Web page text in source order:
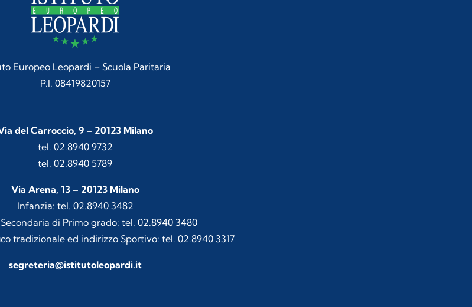
Europeo Leopardi – Scuola Paritaria
P.I. 08419820157
del Carroccio, 9 – 20123 Milano
tel. 02.8940 9732
tel. 02.8940 5789
Via Arena, 13 – 20123 Milano
Infanzia: tel. 02.8940 3482
di Primo grado: tel. 02.8940 3480
tradizionale ed indirizzo Sportivo: tel. 02.8940 3317
segreteria@istitutoleopardi.it